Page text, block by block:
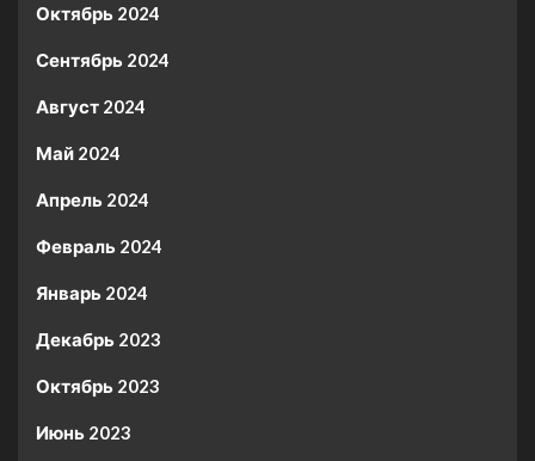
Октябрь 2024
Сентябрь 2024
Август 2024
Май 2024
Апрель 2024
Февраль 2024
Январь 2024
Декабрь 2023
Октябрь 2023
Июнь 2023